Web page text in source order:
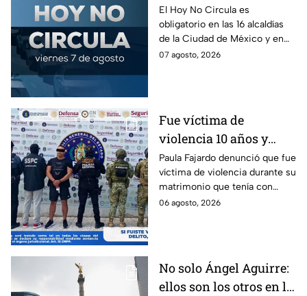
Revisa el Hoy No
Circula de este 7 de
agosto
El Hoy No Circula es
obligatorio en las 16 alcaldías
de la Ciudad de México y en
los municipios conurbados del
07 agosto, 2026
Fue víctima de
violencia 10 años y
hasta ahora detienen al
presunto agresor: el
caso de Paula Fajardo
Paula Fajardo denunció que fue
víctima de violencia durante su
matrimonio que tenía con
Jorge Francisco “N”, quien fue
06 agosto, 2026
No solo Ángel Aguirre:
ellos son los otros en la